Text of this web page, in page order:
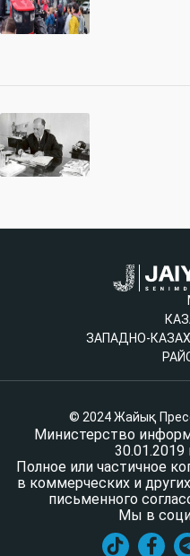
ЗАПАДНО-
© 2024 Жайық
Министерство
Полное или частичное
в коммерческих и
письменного
Мы в